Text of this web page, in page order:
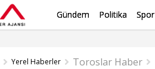
Gündem Politika Spor
Yerel Haberler Toroslar Haber